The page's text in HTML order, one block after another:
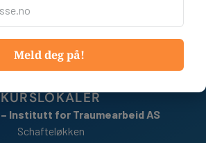
post:
Org nr: 934 065 107
Bankkonto:
IBAN: NO 61 8101 1675 182
KURSLOKALER
– Institutt for Traumearbeid AS
Schafteløkken
Meld deg på!